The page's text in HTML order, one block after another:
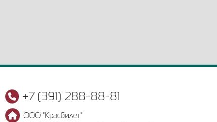
+7 (391) 288-88-81
ООО "Красбилет"